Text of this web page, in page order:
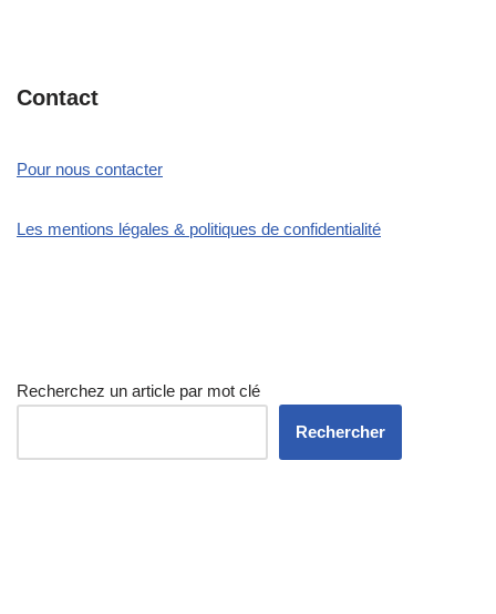
Contact
Pour nous contacter
Les mentions légales & politiques de confidentialité
Recherchez un article par mot clé
Rechercher